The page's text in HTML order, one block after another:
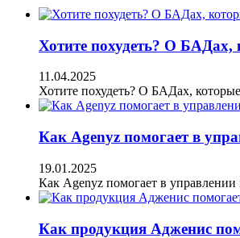
Хотите похудеть? О БАДах,
11.04.2025
Хотите похудеть? О БАДах,
Как Agenyz помогает в
19.01.2025
Как Agenyz помогает в
Как продукция Адженис